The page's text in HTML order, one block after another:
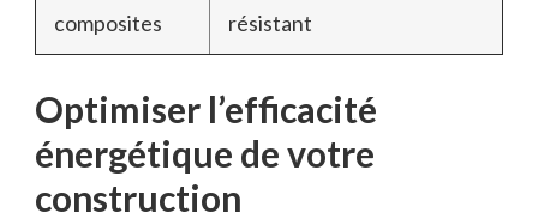
composites
résistant
Optimiser l’efficacité
énergétique de votre
construction